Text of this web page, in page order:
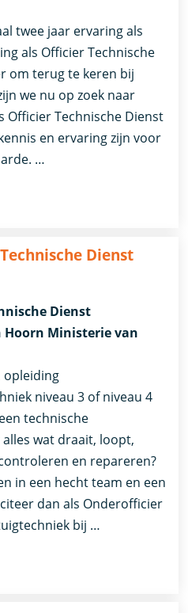
twee jaar ervaring als
als Officier Technische
om terug te keren bij
we nu op zoek naar
Officier Technische Dienst
en ervaring zijn voor
…
Dienst
Dienst
Hoorn Ministerie van
opleiding
niveau 3 of niveau 4
technische
wat draait, loopt,
en repareren?
in een hecht team en een
dan als Onderofficier
bij …